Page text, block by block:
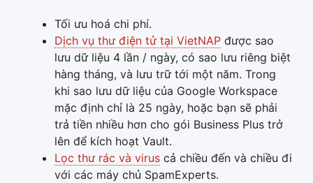
Tối ưu hoá chi phí.
Dịch vụ thư điện tử tại VietNAP được sao
lưu dữ liệu 4 lần / ngày, có sao lưu riêng biệt
hàng tháng, và lưu trữ tới một năm. Trong
khi sao lưu dữ liệu của Google Workspace
mặc định chỉ là 25 ngày, hoặc bạn sẽ phải
trả tiền nhiều hơn cho gói Business Plus trở
lên để kích hoạt Vault.
Lọc thư rác và virus cả chiều đến và chiều đi
với các máy chủ SpamExperts.